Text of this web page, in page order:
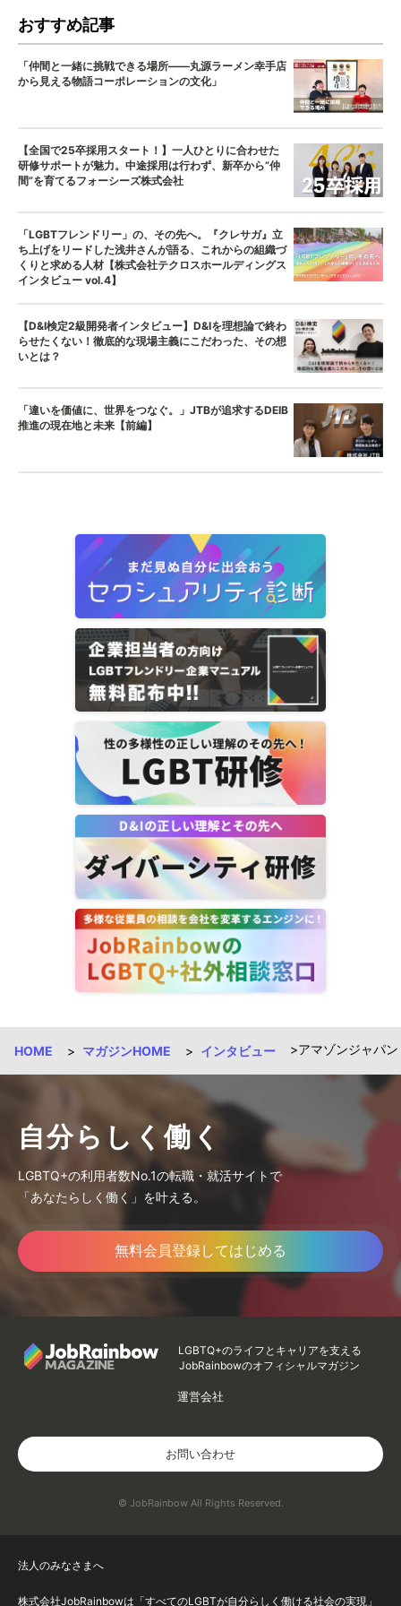
おすすめ記事
「仲間と一緒に挑戦できる場所——丸源ラーメン幸手店
から見える物語コーポレーションの文化」
【全国で25卒採用スタート！】一人ひとりに合わせた
研修サポートが魅力。中途採用は行わず、新卒から”仲
間”を育てるフォーシーズ株式会社
「LGBTフレンドリー」の、その先へ。『クレサガ』立
ち上げをリードした浅井さんが語る、これからの組織づ
くりと求める人材【株式会社テクロスホールディングス
インタビュー vol.4】
【D&I検定2級開発者インタビュー】D&Iを理想論で終わ
らせたくない！徹底的な現場主義にこだわった、その想
いとは？
「違いを価値に、世界をつなぐ。」JTBが追求するDEIB
推進の現在地と未来【前編】
HOME マガジンHOME インタビュー アマゾンジャパ
自分らしく働く
LGBTQ+の利用者数No.1の転職・就活サイトで
「あなたらしく働く」を叶える。
無料会員登録してはじめる
LGBTQ+のライフとキャリアを支える
JobRainbowのオフィシャルマガジン
運営会社
お問い合わせ
© JobRainbow All Rights Reserved.
法人のみなさまへ
株式会社JobRainbowは「すべてのLGBTが自分らしく働ける社会の実現」